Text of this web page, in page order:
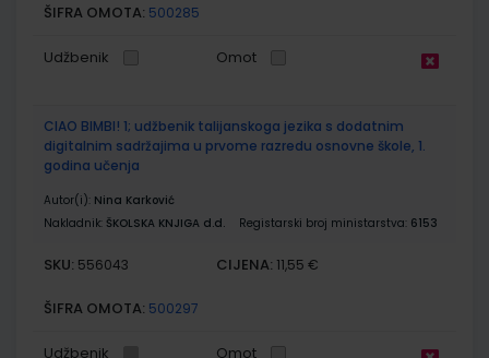
ŠIFRA OMOTA: 500285
Udžbenik Omot
CIAO BIMBI! 1; udžbenik talijanskoga jezika s dodatnim
digitalnim sadržajima u prvome razredu osnovne škole, 1.
godina učenja
Autor(i): Nina Karković
Nakladnik: ŠKOLSKA KNJIGA d.d. Registarski broj ministarstva: 6153
SKU: 556043 CIJENA: 11,55 €
ŠIFRA OMOTA: 500297
Udžbenik Omot